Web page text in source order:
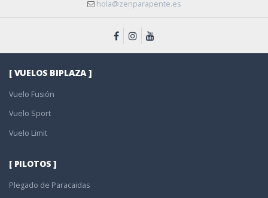
hola@zenparapente.es
[ VUELOS BIPLAZA ]
Vuelo Fusión
Vuelo Sport
Vuelo Limit
[ PILOTOS ]
Plegado de Paracaidas